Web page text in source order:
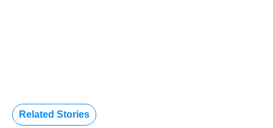
Related Stories